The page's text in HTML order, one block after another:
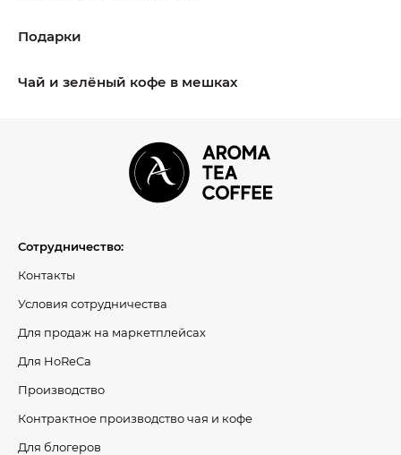
Подарки
Чай и зелёный кофе в мешках
Сотрудничество:
Контакты
Условия сотрудничества
Для продаж на маркетплейсах
Для HoReCa
Производство
Контрактное производство чая и кофе
Для блогеров